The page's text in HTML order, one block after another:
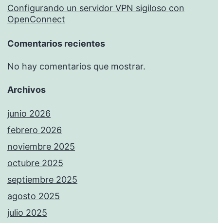
Configurando un servidor VPN sigiloso con
OpenConnect
Comentarios recientes
No hay comentarios que mostrar.
Archivos
junio 2026
febrero 2026
noviembre 2025
octubre 2025
septiembre 2025
agosto 2025
julio 2025